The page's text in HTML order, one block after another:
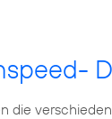
die